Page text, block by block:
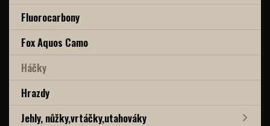
Fluorocarbony
Fox Aquos Camo
Háčky
Hrazdy
Jehly, nůžky,vrtáčky,utahováky